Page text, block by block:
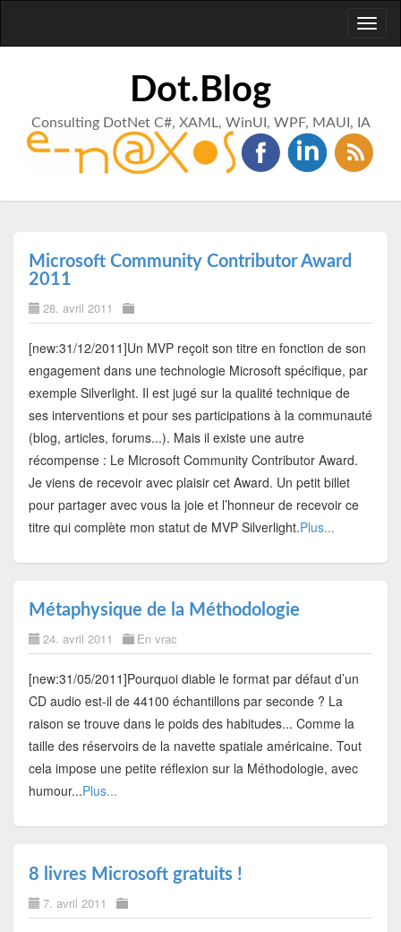
Dot.Blog
Consulting DotNet C#, XAML, WinUI, WPF, MAUI, IA
Microsoft Community Contributor Award
2011
28. avril 2011
[new:31/12/2011]Un MVP reçoit son titre en fonction de son
engagement dans une technologie Microsoft spécifique, par
exemple Silverlight. Il est jugé sur la qualité technique de
ses interventions et pour ses participations à la communauté
(blog, articles, forums...). Mais il existe une autre
récompense : Le Microsoft Community Contributor Award.
Je viens de recevoir avec plaisir cet Award. Un petit billet
pour partager avec vous la joie et l’honneur de recevoir ce
titre qui complète mon statut de MVP Silverlight.Plus...
Métaphysique de la Méthodologie
24. avril 2011 En vrac
[new:31/05/2011]Pourquoi diable le format par défaut d’un
CD audio est-il de 44100 échantillons par seconde ? La
raison se trouve dans le poids des habitudes... Comme la
taille des réservoirs de la navette spatiale américaine. Tout
cela impose une petite réflexion sur la Méthodologie, avec
humour...Plus...
8 livres Microsoft gratuits !
7. avril 2011